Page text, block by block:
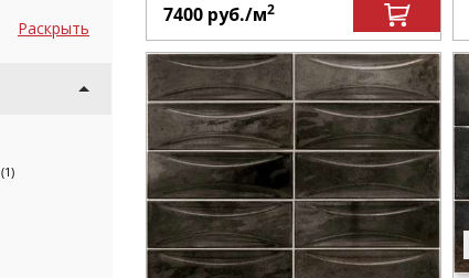
Раскрыть
(1)
7400 руб./м2